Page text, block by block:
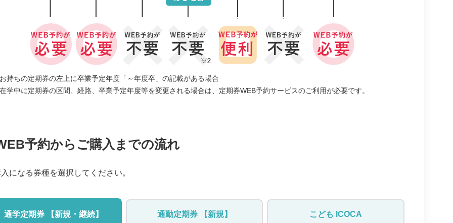
持ちの定期券の左上に卒業予定年度「～年度卒」の記載がある場合
学中に定期券の区間、経路、卒業予定年度等を変更される場合は、定期券WEB予約サービスのご利用が必要です。
予約からご購入までの流れ
になる券種を選択してください。
通学定期券 【新規・継続】 通勤定期券 【新規】 こども ICOCA